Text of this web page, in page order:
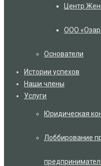
Центр
ООО
Основатели
Истории успехов
Наши члены
Услуги
Юридическая
Лоббирование